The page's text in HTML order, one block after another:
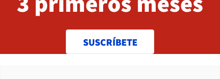
SUSCRÍBETE